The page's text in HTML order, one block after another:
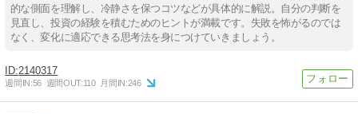
的な側面を理解し、冷静さを保つコツなどが具体的に解説。自分の判断を
見直し、投資の経験を積むためのヒントが満載です。失敗を怖がるのでは
なく、変化に適応できる思考法を身につけていきましょう。
2140317
週間IN:56 週間OUT:110 月間IN:246